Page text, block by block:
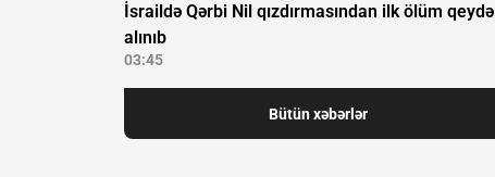
İsraildə Qərbi Nil qızdırmasından ilk ölüm qeydə
alınıb
03:45
Bütün xəbərlər